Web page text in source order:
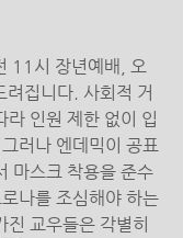
11시 장년예배, 오
집니다. 사회적 거
라 인원 제한 없이 입
러나 엔데믹이 공표
마스크 착용을 준수
나를 조심해야 하는
교우들은 각별히